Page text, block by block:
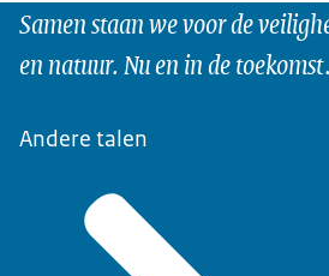
Samen staan we voor de
en natuur. Nu en in de toekomst.
Andere talen